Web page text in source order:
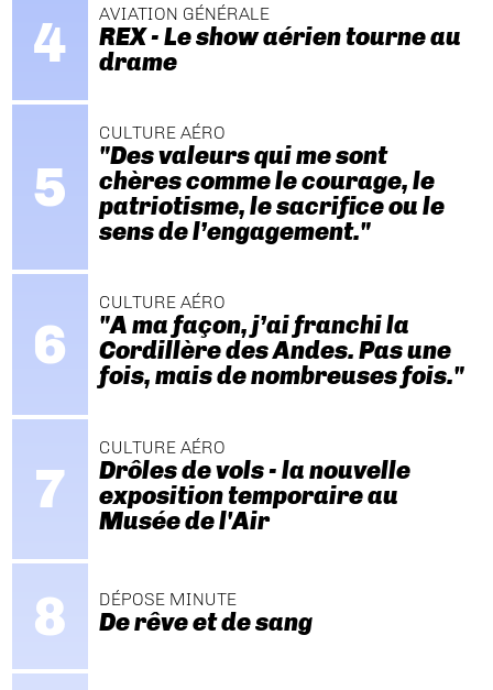
AVIATION GÉNÉRALE
REX - Le show aérien tourne au
drame
CULTURE AÉRO
"Des valeurs qui me sont
chères comme le courage, le
patriotisme, le sacrifice ou le
sens de l’engagement."
CULTURE AÉRO
"A ma façon, j’ai franchi la
Cordillère des Andes. Pas une
fois, mais de nombreuses fois."
CULTURE AÉRO
Drôles de vols - la nouvelle
exposition temporaire au
Musée de l'Air
DÉPOSE MINUTE
De rêve et de sang